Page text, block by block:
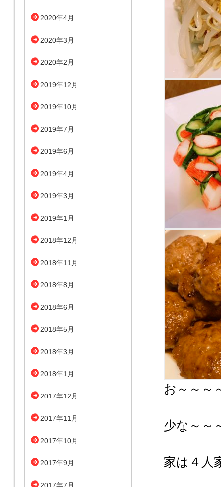
お～～～
少な～～
家は４人
2020年4月
2020年3月
2020年2月
2019年12月
2019年10月
2019年7月
2019年6月
2019年4月
2019年3月
2019年1月
2018年12月
2018年11月
2018年8月
2018年6月
2018年5月
2018年3月
2018年1月
2017年12月
2017年11月
2017年10月
2017年9月
2017年7月